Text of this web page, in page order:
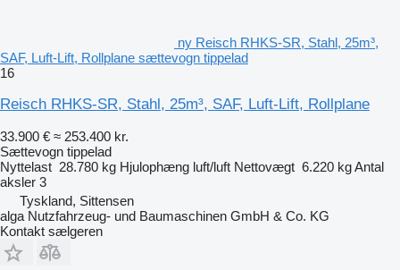
ny Reisch RHKS-SR, Stahl, 25m³,
SAF, Luft-Lift, Rollplane sættevogn tippelad
16
Reisch RHKS-SR, Stahl, 25m³, SAF, Luft-Lift, Rollplane
33.900 € ≈ 253.400 kr.
Sættevogn tippelad
Nyttelast 28.780 kg Hjulophæng luft/luft Nettovægt 6.220 kgAntal
aksler 3
Tyskland, Sittensen
alga Nutzfahrzeug- und Baumaschinen GmbH & Co. KG
Kontakt sælgeren